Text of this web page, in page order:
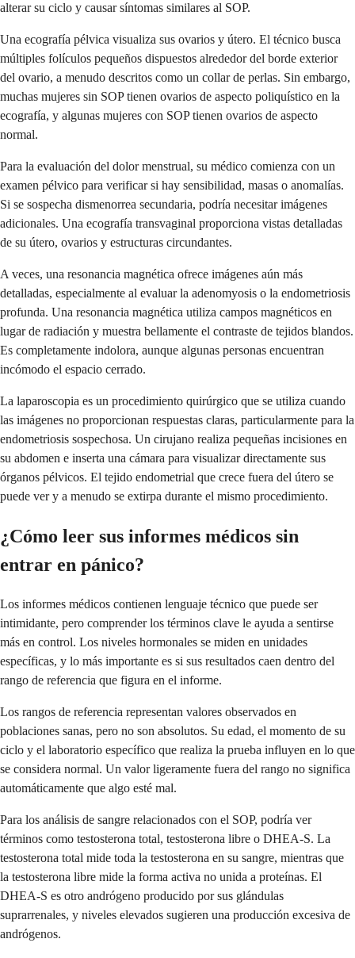
alterar su ciclo y causar síntomas similares al SOP.
Una ecografía pélvica visualiza sus ovarios y útero. El técnico busca
múltiples folículos pequeños dispuestos alrededor del borde exterior
del ovario, a menudo descritos como un collar de perlas. Sin embargo,
muchas mujeres sin SOP tienen ovarios de aspecto poliquístico en la
ecografía, y algunas mujeres con SOP tienen ovarios de aspecto
normal.
Para la evaluación del dolor menstrual, su médico comienza con un
examen pélvico para verificar si hay sensibilidad, masas o anomalías.
Si se sospecha dismenorrea secundaria, podría necesitar imágenes
adicionales. Una ecografía transvaginal proporciona vistas detalladas
de su útero, ovarios y estructuras circundantes.
A veces, una resonancia magnética ofrece imágenes aún más
detalladas, especialmente al evaluar la adenomyosis o la endometriosis
profunda. Una resonancia magnética utiliza campos magnéticos en
lugar de radiación y muestra bellamente el contraste de tejidos blandos.
Es completamente indolora, aunque algunas personas encuentran
incómodo el espacio cerrado.
La laparoscopia es un procedimiento quirúrgico que se utiliza cuando
las imágenes no proporcionan respuestas claras, particularmente para la
endometriosis sospechosa. Un cirujano realiza pequeñas incisiones en
su abdomen e inserta una cámara para visualizar directamente sus
órganos pélvicos. El tejido endometrial que crece fuera del útero se
puede ver y a menudo se extirpa durante el mismo procedimiento.
¿Cómo leer sus informes médicos sin
entrar en pánico?
Los informes médicos contienen lenguaje técnico que puede ser
intimidante, pero comprender los términos clave le ayuda a sentirse
más en control. Los niveles hormonales se miden en unidades
específicas, y lo más importante es si sus resultados caen dentro del
rango de referencia que figura en el informe.
Los rangos de referencia representan valores observados en
poblaciones sanas, pero no son absolutos. Su edad, el momento de su
ciclo y el laboratorio específico que realiza la prueba influyen en lo que
se considera normal. Un valor ligeramente fuera del rango no significa
automáticamente que algo esté mal.
Para los análisis de sangre relacionados con el SOP, podría ver
términos como testosterona total, testosterona libre o DHEA-S. La
testosterona total mide toda la testosterona en su sangre, mientras que
la testosterona libre mide la forma activa no unida a proteínas. El
DHEA-S es otro andrógeno producido por sus glándulas
suprarrenales, y niveles elevados sugieren una producción excesiva de
andrógenos.